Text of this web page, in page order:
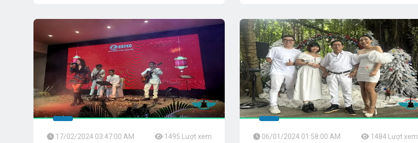
Công_Ty_Tnhh_Giải_Trí_Thanh_Tùng_Tumbadora_Band
DiễnFLAMENCO_TUMBADORA_BAND
17/02/2024 03:47:00 AM 1495 Lượt xem 06/01/2024 01:58:00 AM 1484 Lượt xem